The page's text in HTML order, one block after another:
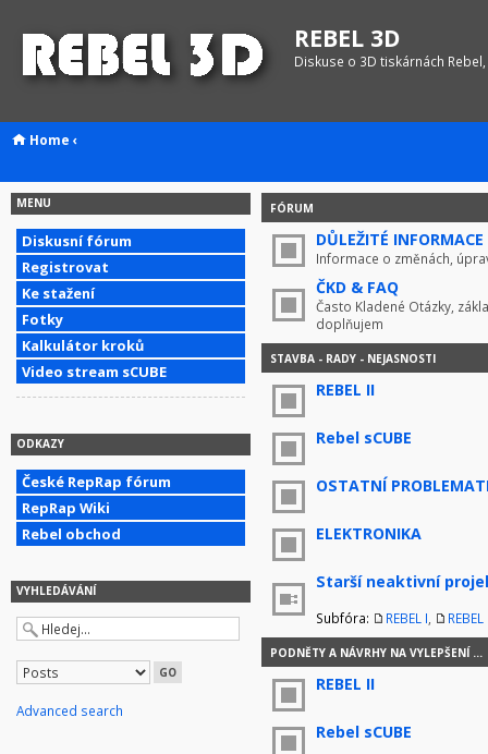
REBEL 3D
Diskuse o 3D tiskárnách
Home ‹
MENU
Diskusní fórum
Registrovat
Ke stažení
Fotky
Kalkulátor kroků
Video stream sCUBE
ODKAZY
České RepRap fórum
RepRap Wiki
Rebel obchod
VYHLEDÁVÁNÍ
Advanced search
FÓRUM
DŮLEŽITÉ INFORMACE
Informace o změnách,
ČKD & FAQ
Často Kladené Otázky,
doplňujem
STAVBA - RADY - NEJASNOSTI
REBEL II
Rebel sCUBE
OSTATNÍ
ELEKTRONIKA
Starší neaktivní
Subfóra: REBEL I REBEL
PODNĚTY A NÁVRHY NA VYLEPŠENÍ ...
REBEL II
Rebel sCUBE